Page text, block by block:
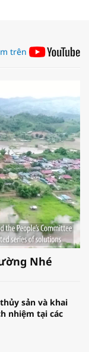
trên
Nhé
sản và khai
nhiệm tại các